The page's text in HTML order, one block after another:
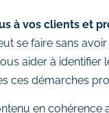
&
de sites
à vos clients et
se faire sans
aider à identifier
ces démarches
en cohérence